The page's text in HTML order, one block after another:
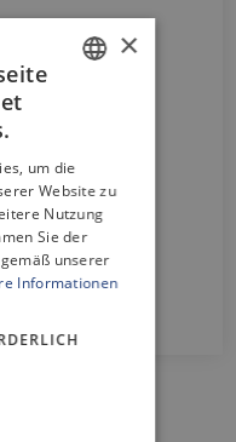
×
um die
Website zu
Nutzung
Sie der
unserer
Informationen